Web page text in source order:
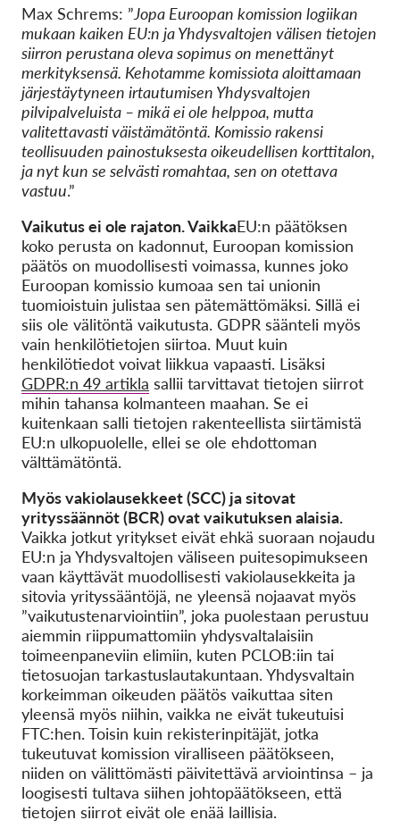
Max Schrems: ”Jopa Euroopan komission logiikan
mukaan kaiken EU:n ja Yhdysvaltojen välisen tietojen
siirron perustana oleva sopimus on menettänyt
merkityksensä. Kehotamme komissiota aloittamaan
järjestäytyneen irtautumisen Yhdysvaltojen
pilvipalveluista – mikä ei ole helppoa, mutta
valitettavasti väistämätöntä. Komissio rakensi
teollisuuden painostuksesta oikeudellisen korttitalon,
ja nyt kun se selvästi romahtaa, sen on otettava
vastuu.”
Vaikutus ei ole rajaton. VaikkaEU:n päätöksen
koko perusta on kadonnut, Euroopan komission
päätös on muodollisesti voimassa, kunnes joko
Euroopan komissio kumoaa sen tai unionin
tuomioistuin julistaa sen pätemättömäksi. Sillä ei
siis ole välitöntä vaikutusta. GDPR säänteli myös
vain henkilötietojen siirtoa. Muut kuin
henkilötiedot voivat liikkua vapaasti. Lisäksi
GDPR:n 49 artikla sallii tarvittavat tietojen siirrot
mihin tahansa kolmanteen maahan. Se ei
kuitenkaan salli tietojen rakenteellista siirtämistä
EU:n ulkopuolelle, ellei se ole ehdottoman
välttämätöntä.
Myös vakiolausekkeet (SCC) ja sitovat
yrityssäännöt (BCR) ovat vaikutuksen alaisia.
Vaikka jotkut yritykset eivät ehkä suoraan nojaudu
EU:n ja Yhdysvaltojen väliseen puitesopimukseen
vaan käyttävät muodollisesti vakiolausekkeita ja
sitovia yrityssääntöjä, ne yleensä nojaavat myös
”vaikutustenarviointiin”, joka puolestaan perustuu
aiemmin riippumattomiin yhdysvaltalaisiin
toimeenpaneviin elimiin, kuten PCLOB:iin tai
tietosuojan tarkastuslautakuntaan. Yhdysvaltain
korkeimman oikeuden päätös vaikuttaa siten
yleensä myös niihin, vaikka ne eivät tukeutuisi
FTC:hen. Toisin kuin rekisterinpitäjät, jotka
tukeutuvat komission viralliseen päätökseen,
niiden on välittömästi päivitettävä arviointinsa – ja
loogisesti tultava siihen johtopäätökseen, että
tietojen siirrot eivät ole enää laillisia.